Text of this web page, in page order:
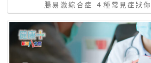
腸易激綜合症 ４種常見症狀